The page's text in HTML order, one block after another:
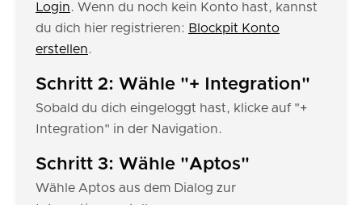
Login. Wenn du noch kein Konto hast, kannst
du dich hier registrieren: Blockpit Konto
erstellen.
Schritt 2: Wähle "+ Integration"
Sobald du dich eingeloggt hast, klicke auf "+
Integration" in der Navigation.
Schritt 3: Wähle "Aptos"
Wähle Aptos aus dem Dialog zur